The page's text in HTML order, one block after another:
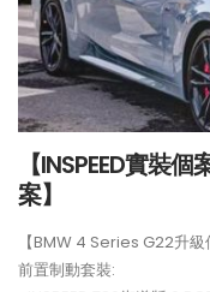
【INSPEED實裝
案】
【BMW 4 Series G22升級
前置制動套裝: